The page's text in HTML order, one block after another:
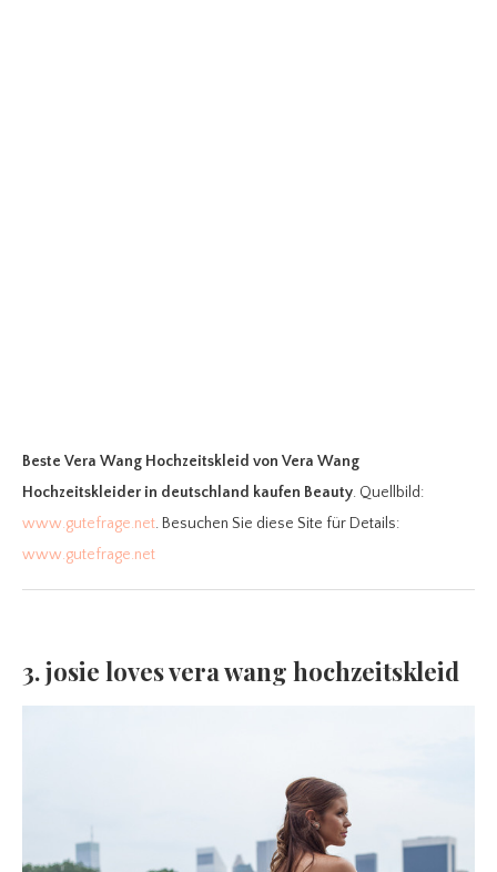
Beste Vera Wang Hochzeitskleid von Vera Wang
Hochzeitskleider in deutschland kaufen Beauty. Quellbild:
www.gutefrage.net. Besuchen Sie diese Site für Details:
www.gutefrage.net
3. josie loves vera wang hochzeitskleid